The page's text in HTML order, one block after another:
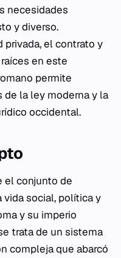
necesidades
y diverso.
el contrato y
en este
permite
la ley moderna y la
occidental.
el conjunto de
vida social, política y
y su imperio
trata de un sistema
compleja que abarcó